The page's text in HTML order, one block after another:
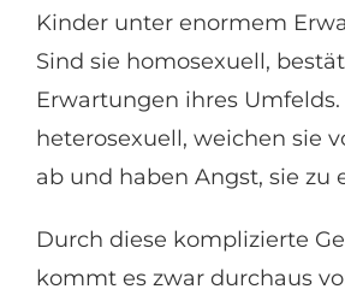
Kinder unter enormem
Sind sie homosexuell,
Erwartungen ihres Umfelds.
heterosexuell, weichen sie
ab und haben Angst, sie zu
Durch diese komplizierte
kommt es zwar durchaus